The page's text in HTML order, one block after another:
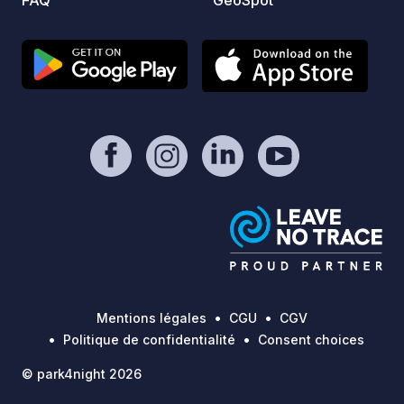
devant le camping. De superbes
les Eaves, sont en partie accessibles à
pied depuis le camping. Et même en
hiver, un petit domaine skiable avec
de fond offre la possibilité de passer
des vacances actives.
Mentions légales CGU
CGV
Politique de confidentialité
Consent choices
© park4night 2026